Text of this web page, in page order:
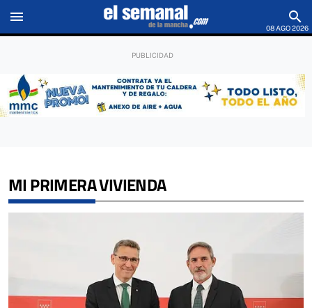
menu search
08 AGO 2026
MI PRIMERA VIVIENDA